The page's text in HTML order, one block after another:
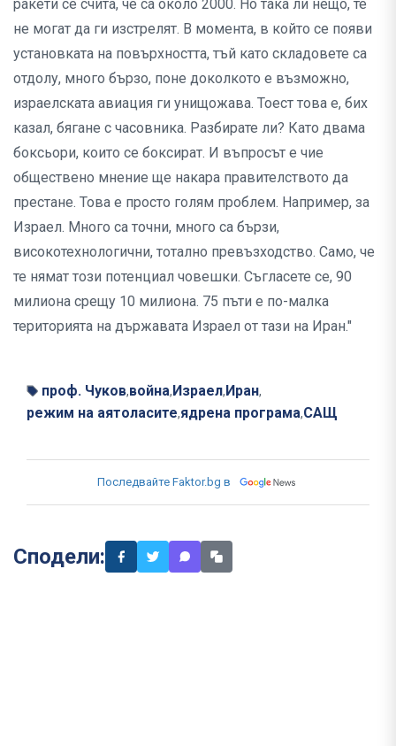
ракети се счита, че са около 2000. Но така ли нещо, те
не могат да ги изстрелят. В момента, в който се появи
установката на повърхността, тъй като складовете са
отдолу, много бързо, поне доколкото е възможно,
израелската авиация ги унищожава. Тоест това е, бих
казал, бягане с часовника. Разбирате ли? Като двама
боксьори, които се боксират. И въпросът е чие
обществено мнение ще накара правителството да
престане. Това е просто голям проблем. Например, за
Израел. Много са точни, много са бързи,
високотехнологични, тотално превъзходство. Само, че
те нямат този потенциал човешки. Съгласете се, 90
милиона срещу 10 милиона. 75 пъти е по-малка
територията на държавата Израел от тази на Иран."
проф. Чуков,война, Израел, Иран,
режим на аятоласите,ядрена програма,САЩ
Последвайте Faktor.bg в
Сподели: